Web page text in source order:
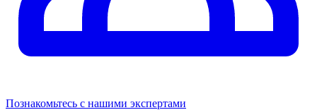
Познакомьтесь с нашими экспертами